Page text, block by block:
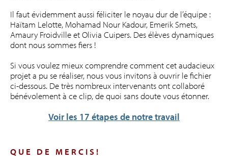
Il faut évidemment aussi féliciter le noyau dur de l’équipe :
Haïtam Lelotte, Mohamad Nour Kadour, Emerik Smets,
Amaury Froidville et Olivia Cuipers. Des élèves dynamiques
dont nous sommes fiers !
Si vous voulez mieux comprendre comment cet audacieux
projet a pu se réaliser, nous vous invitons à ouvrir le fichier
ci-dessous. De très nombreux intervenants ont collaboré
bénévolement à ce clip, de quoi sans doute vous étonner.
Voir les 17 étapes de notre travail
Q U E D E M E R C I S !